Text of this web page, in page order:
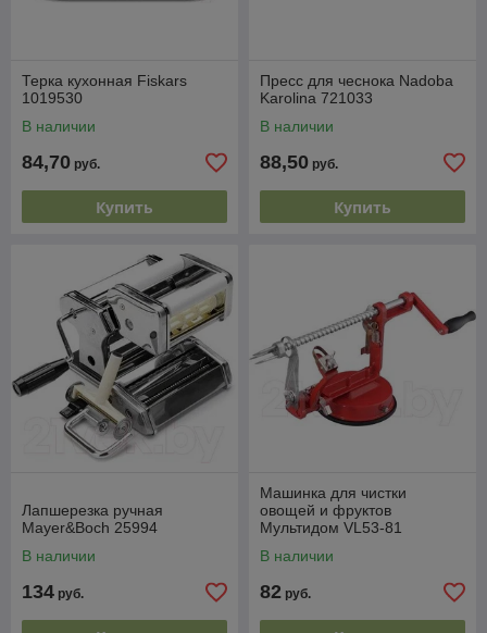
Терка кухонная Fiskars
1019530
В наличии
84,70 руб.
Купить
Пресс для чеснока Nadoba
Karolina 721033
В наличии
88,50 руб.
Купить
Лапшерезка ручная
Mayer&Boch 25994
В наличии
134 руб.
Машинка для чистки
овощей и фруктов
Мультидом VL53-81
В наличии
82 руб.